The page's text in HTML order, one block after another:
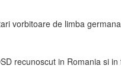
vorbitoare de limba germana